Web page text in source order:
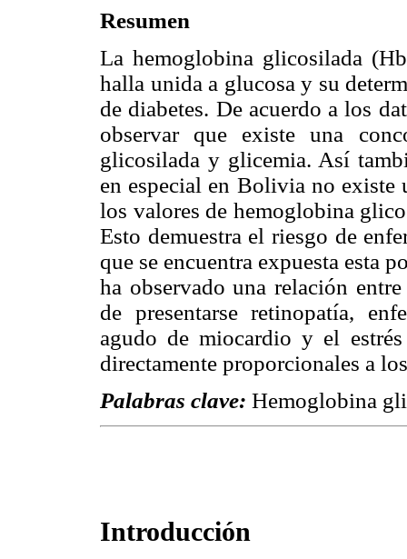
Resumen
La hemoglobina glicosilada
halla unida a glucosa y su
de diabetes. De acuerdo a los
observar que existe una
glicosilada y glicemia. Así
en especial en Bolivia no existe
los valores de hemoglobina
Esto demuestra el riesgo de
que se encuentra expuesta esta
ha observado una relación
de presentarse retinopatía,
agudo de miocardio y el
directamente proporcionales a
Palabras clave: Hemoglobina
Introducción